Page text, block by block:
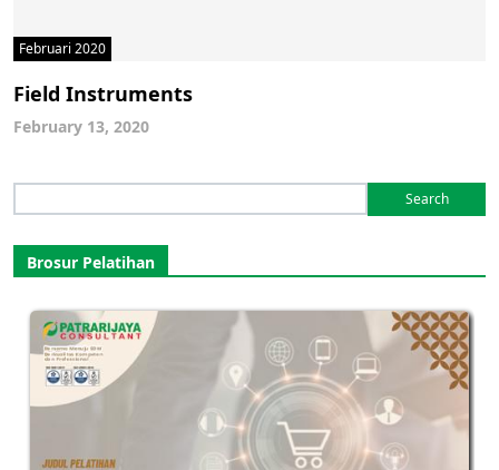
Februari 2020
Field Instruments
February 13, 2020
for:
Brosur Pelatihan